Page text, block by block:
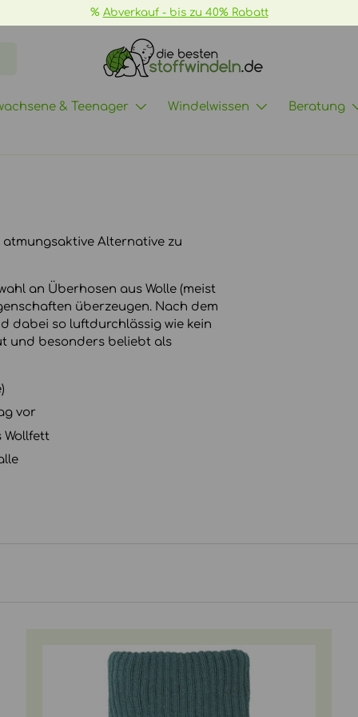
GRATIS Versand ab 70€ -> mehr Infos
& Teenager Windelwissen Beratung
Alternative zu
an Überhosen aus Wolle (meist
überzeugen. Nach dem
dabei so luftdurchlässig wie kein
und besonders beliebt als
vor